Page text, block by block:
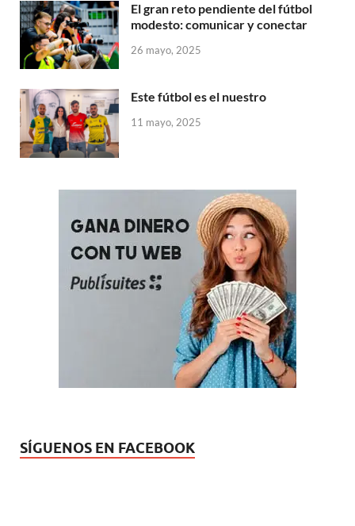
El gran reto pendiente del fútbol
modesto: comunicar y conectar
26 mayo, 2025
Este fútbol es el nuestro
11 mayo, 2025
SÍGUENOS EN FACEBOOK